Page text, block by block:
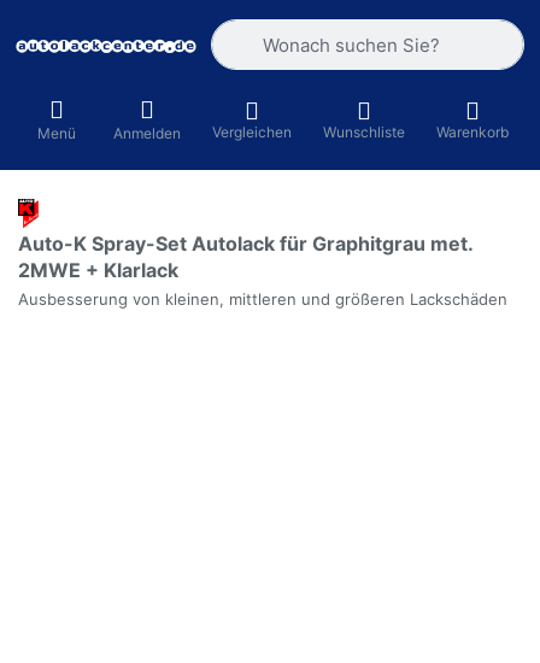
Geben Sie einen Suchbegriff ein.
Menü Anmelden Vergleichen Wunschliste Warenkorb
Auto-K Spray-Set Autolack für Graphitgrau met.
2MWE + Klarlack
Ausbesserung von kleinen, mittleren und größeren Lackschäden